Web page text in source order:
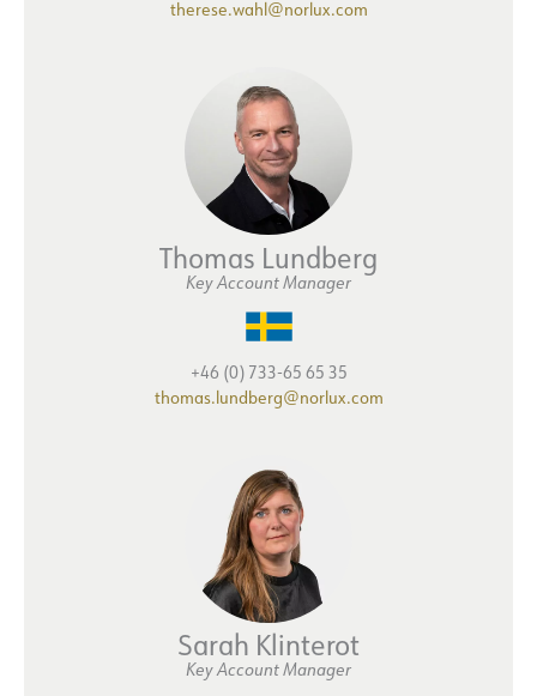
therese.wahl@norlux.com
Thomas Lundberg
Key Account Manager
+46 (0) 733-65 65 35
thomas.lundberg@norlux.com
Sarah Klinterot
Key Account Manager